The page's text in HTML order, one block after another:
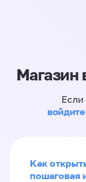
Магазин
Если
Как
пошаговая